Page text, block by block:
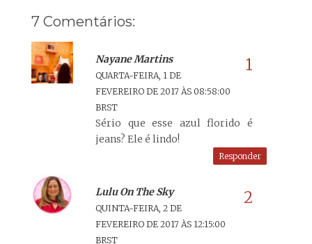
7 Comentários:
Nayane Martins
QUARTA-FEIRA, 1 DE
FEVEREIRO DE 2017 ÀS 08:58:00
BRST
Sério que esse azul florido é
jeans? Ele é lindo!
Responder
Lulu On The Sky
QUINTA-FEIRA, 2 DE
FEVEREIRO DE 2017 ÀS 12:15:00
BRST